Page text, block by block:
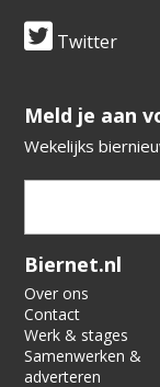
Twitter
​​​​​​​Meld je aan
Wekelijks
Verification code:
Biernet.nl
Over ons
Contact
Werk & stages
Samenwerken &
adverteren